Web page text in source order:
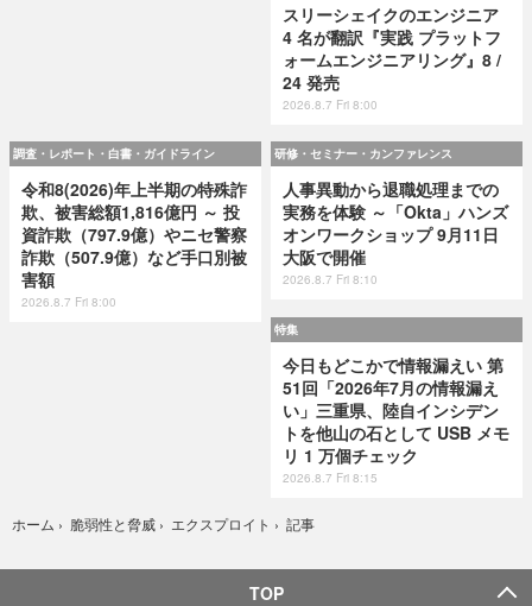
スリーシェイクのエンジニア
4 名が翻訳『実践 プラットフ
ォームエンジニアリング』8 /
24 発売
2026.8.7 Fri 8:00
調査・レポート・白書・ガイドライン
令和8(2026)年上半期の特殊詐
欺、被害総額1,816億円 ～ 投
資詐欺（797.9億）やニセ警察
詐欺（507.9億）など手口別被
害額
2026.8.7 Fri 8:00
研修・セミナー・カンファレンス
人事異動から退職処理までの
実務を体験 ～「Okta」ハンズ
オンワークショップ 9月11日
大阪で開催
2026.8.7 Fri 8:10
特集
今日もどこかで情報漏えい 第
51回「2026年7月の情報漏え
い」三重県、陸自インシデン
トを他山の石として USB メモ
リ 1 万個チェック
2026.8.7 Fri 8:15
ホーム › 脆弱性と脅威 › エクスプロイト › 記事
TOP